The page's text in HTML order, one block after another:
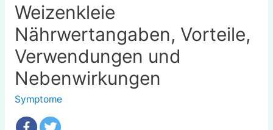
Weizenkleie
Nährwertangaben, Vorteile,
Verwendungen und
Nebenwirkungen
Symptome